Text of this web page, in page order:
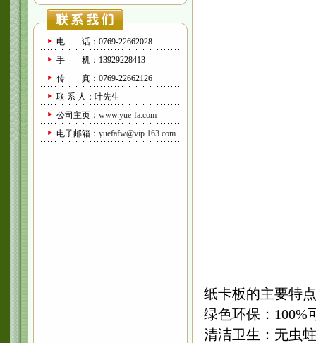
电 话：0769-22662028
手 机：13929228413
传 真：0769-22662126
联 系 人：叶先生
公司主页： www.yue-fa.com
电子邮箱： yuefafw@vip.163.com
纸卡板的主要特
绿色环保：100%
清洁卫生：无虫